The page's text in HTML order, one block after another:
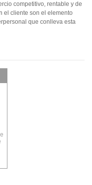
competitivo, rentable y de
el cliente son el elemento
que conlleva esta